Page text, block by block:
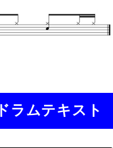
ラムテキスト